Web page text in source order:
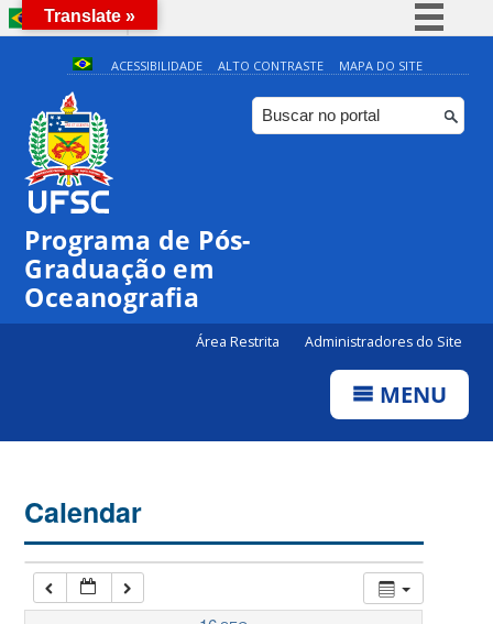
BRASIL
Simplifique!
Comunica BR
Participe
ACESSIBILIDADE ALTO CONTRASTE MAPA DO SITE
Programa de Pós-
Graduação em
Oceanografia
Área Restrita Administradores do Site
MENU
Calendar
Translate »